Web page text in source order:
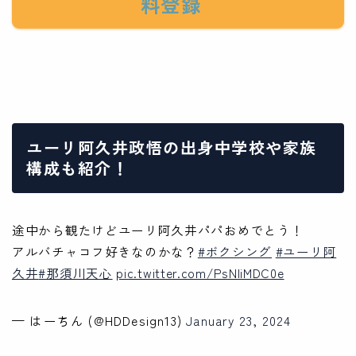
ユーリ阿久井政悟の出身中学校や家族
構成も紹介！
途中から観たけどユーリ阿久井パパおめでとう！
アルバチャコフ好きなのかな？ #ボクシング #ユーリ阿
久井#那須川天心 pic.twitter.com/PsNliMDC0e
— はーちん (@HDDesign13)January 23, 2024